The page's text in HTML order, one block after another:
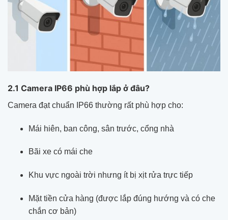
2.1 Camera IP66 phù hợp lắp ở đâu?
Camera đạt chuẩn IP66 thường rất phù hợp cho:
Mái hiên, ban công, sân trước, cổng nhà
Bãi xe có mái che
Khu vực ngoài trời nhưng ít bị xịt rửa trực tiếp
Mặt tiền cửa hàng (được lắp đúng hướng và có che
chắn cơ bản)